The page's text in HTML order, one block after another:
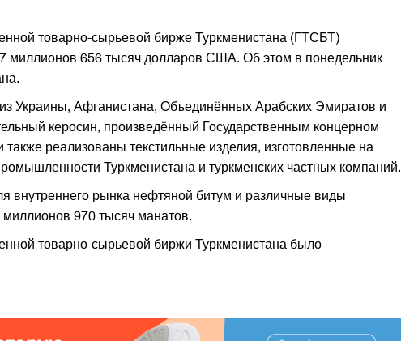
товарно-сырьевой бирже Туркменистана (ГТСБТ)
миллионов 656 тысяч долларов США. Об этом в понедельник
Украины, Афганистана, Объединённых Арабских Эмиратов и
керосин, произведённый Государственным концерном
реализованы текстильные изделия, изготовленные на
Туркменистана и туркменских частных компаний.
внутреннего рынка нефтяной битум и различные виды
970 тысяч манатов.
товарно-сырьевой биржи Туркменистана было